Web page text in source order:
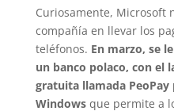
Curiosamente, Microsoft
compañía en llevar los
teléfonos. En marzo, se
un banco polaco, con el
gratuita llamada
Windowsque permite a